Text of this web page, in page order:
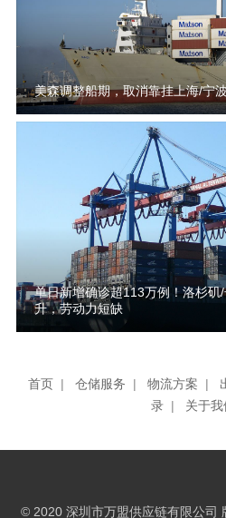
美森调整船期，取消靠挂上海/宁
单日新增确诊超113万例！洛杉
升，劳动力短缺
首页 | 仓储服务 | 物流方案 |
录 | 关于我
© 2020 深圳市万盟供应链有限公司